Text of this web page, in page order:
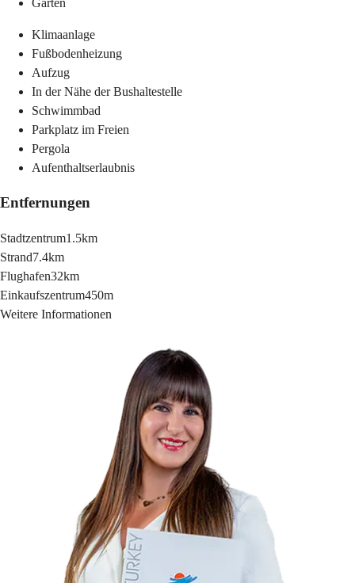
Klimaanlage
Fußbodenheizung
Aufzug
In der Nähe der Bushaltestelle
Schwimmbad
Parkplatz im Freien
Pergola
Aufenthaltserlaubnis
Entfernungen
Stadtzentrum1.5km
Strand7.4km
Flughafen32km
Einkaufszentrum450m
Weitere Informationen